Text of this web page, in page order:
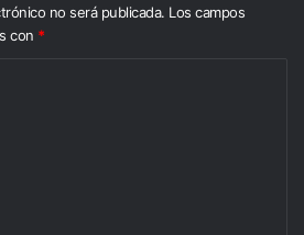
no será publicada. Los campos
con *